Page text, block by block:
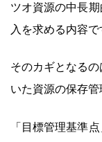
ツオ資源の中長
入を求める内容で
そのカギとなる
いた資源の保存管
「目標管理基準